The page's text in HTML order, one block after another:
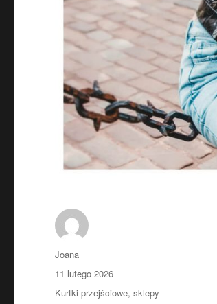
Autor
Joana
Opublikowano
11 lutego 2026
Kategorie
Kurtki przejściowe,sklepy